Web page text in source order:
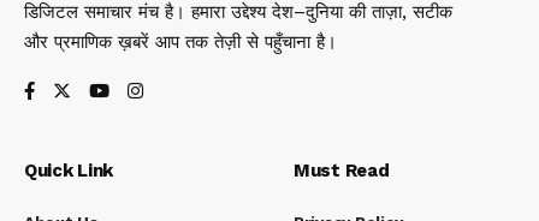
डिजिटल समाचार मंच है। हमारा उद्देश्य देश–दुनिया की ताज़ा, सटीक
और प्रमाणिक ख़बरें आप तक तेज़ी से पहुँचाना है।
Quick Link Must Read